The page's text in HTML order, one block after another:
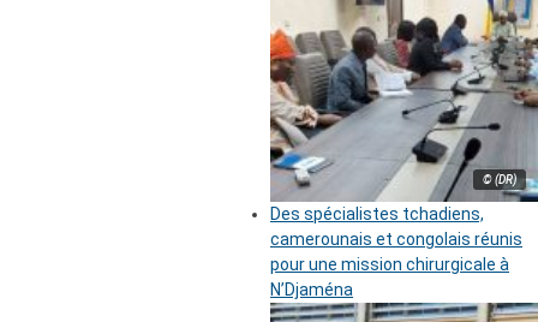
© (DR)
Des spécialistes tchadiens,
camerounais et congolais réunis
pour une mission chirurgicale à
N’Djaména